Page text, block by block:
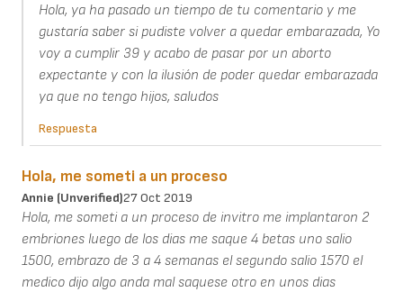
Hola, ya ha pasado un tiempo de tu comentario y me
gustaría saber si pudiste volver a quedar embarazada, Yo
voy a cumplir 39 y acabo de pasar por un aborto
expectante y con la ilusión de poder quedar embarazada
ya que no tengo hijos, saludos
Respuesta
Hola, me someti a un proceso
Annie (unverified)27 Oct 2019
Hola, me someti a un proceso de invitro me implantaron 2
embriones luego de los dias me saque 4 betas uno salio
1500, embrazo de 3 a 4 semanas el segundo salio 1570 el
medico dijo algo anda mal saquese otro en unos dias